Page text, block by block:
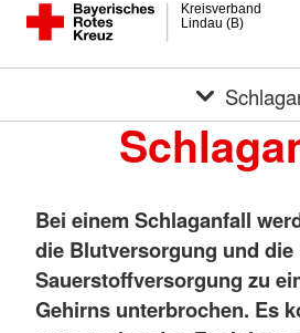
Lindau (B)
Kreisverband
Bei einem Schlaganfall
die Blutversorgung und die
Sauerstoffversorgung zu
Gehirns unterbrochen. Es